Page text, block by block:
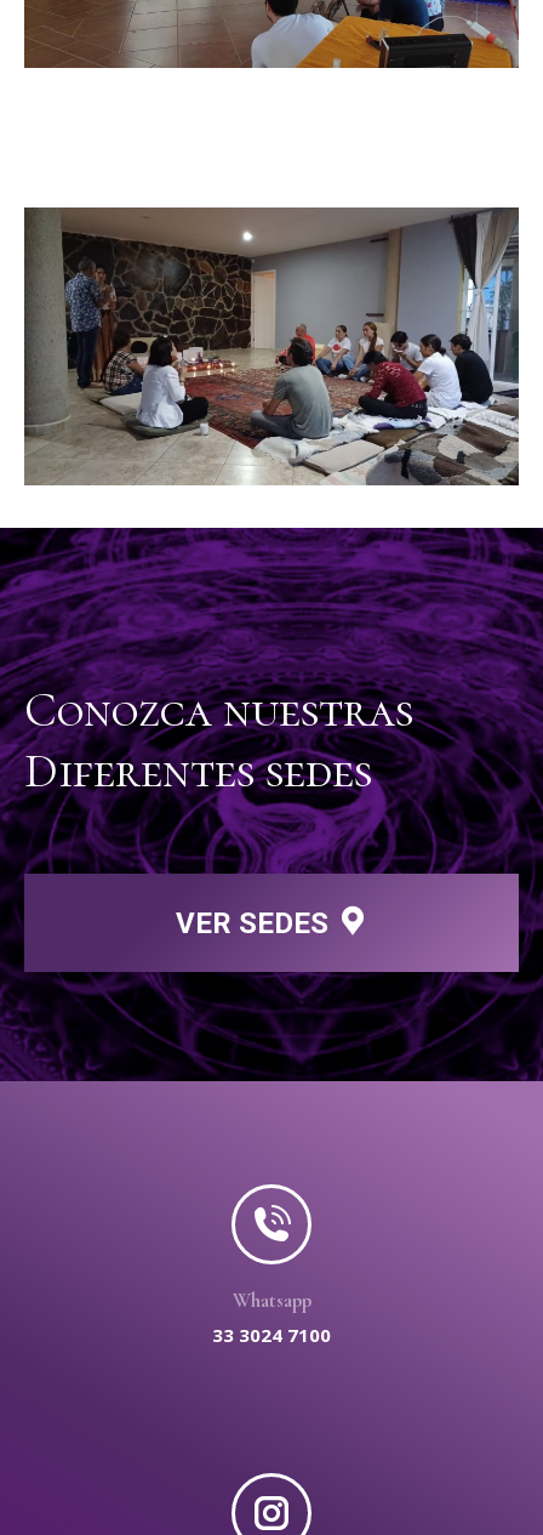
Conozca nuestras
Diferentes sedes
VER SEDES
Whatsapp
33 3024 7100